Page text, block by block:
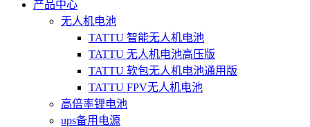
产品中心
无人机电池
TATTU 智能无人机电池
TATTU 无人机电池高压版
TATTU 软包无人机电池通用版
TATTU FPV无人机电池
高倍率锂电池
ups备用电源